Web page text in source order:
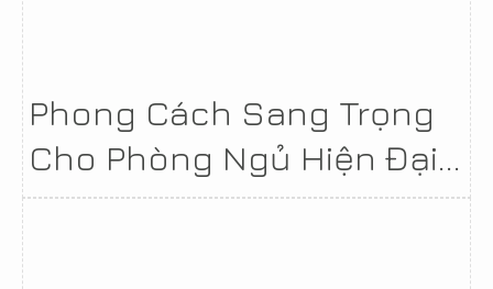
Phong Cách Sang Trọng
Cho Phòng Ngủ Hiện Đại...